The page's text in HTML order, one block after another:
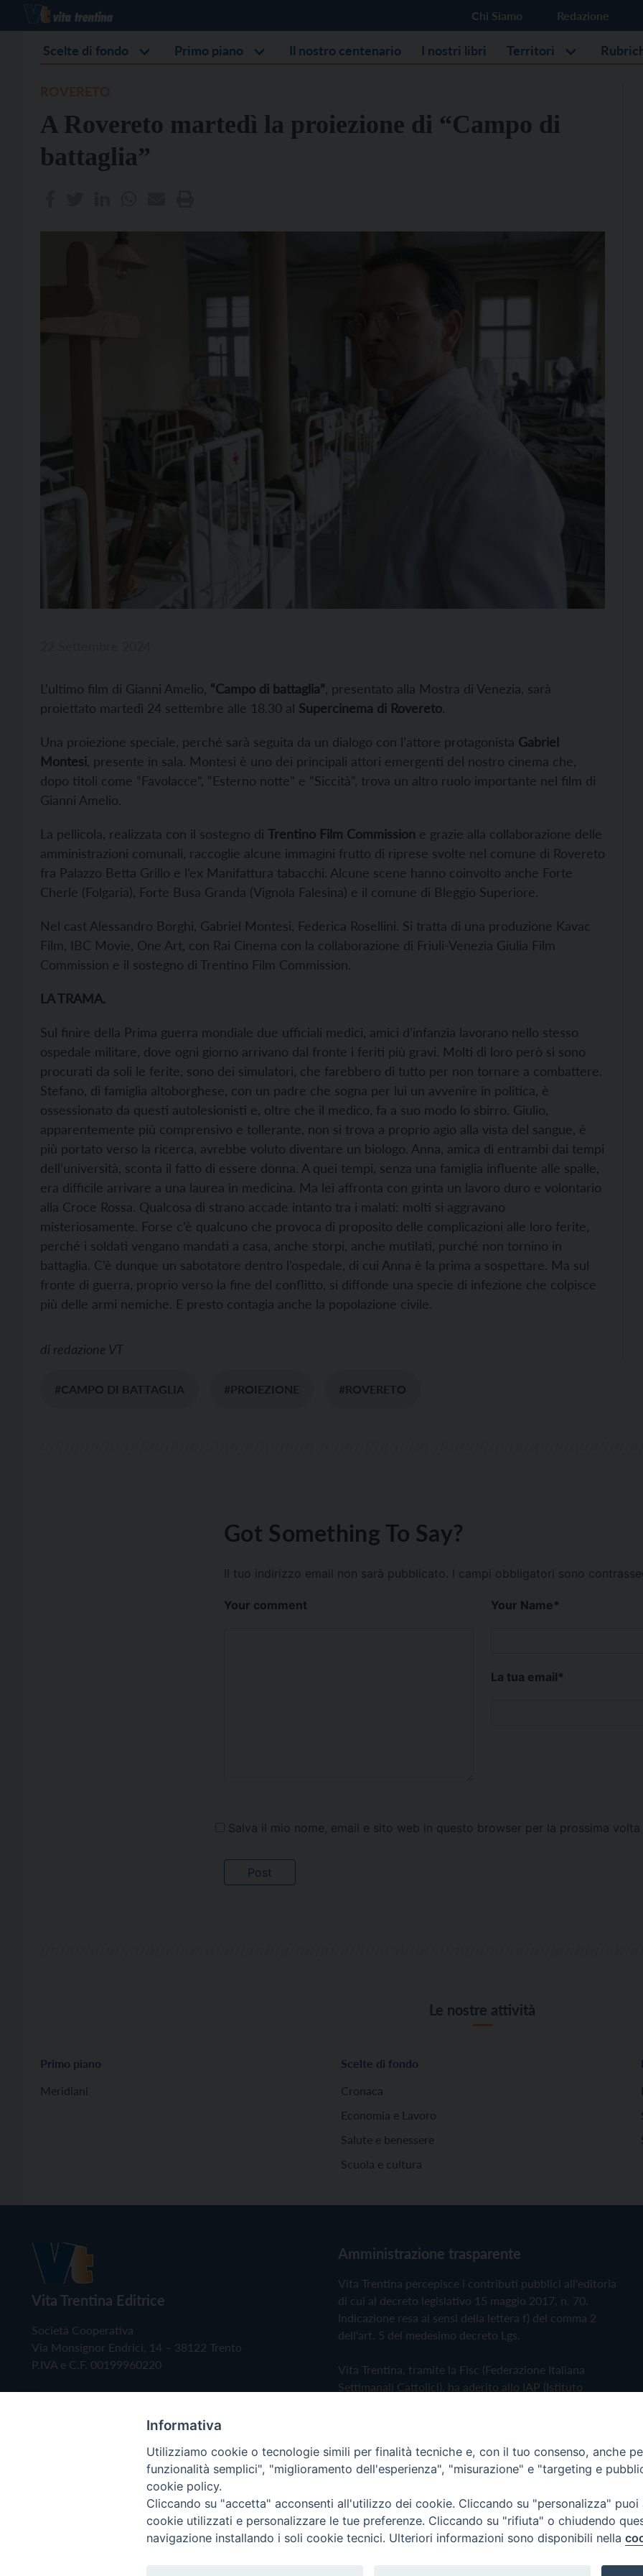
Chi Siamo Redazione
Scelte di fondo Primo piano Il nostro centenario I nostri libri Territori
A Rovereto martedì la proiezione di “Campo di
battaglia”
L’ultimo film di Gianni Amelio, “Campo di battaglia” , presentato alla Mostra di Venezia, sarà
proiettato martedì 24 settembre alle 18.30 al Supercinema di Rovereto.
Una proiezione speciale, perché sarà seguita da un dialogo con l’attore protagonista Gabriel
Montesi , presente in sala. Montesi è uno dei principali attori emergenti del nostro cinema che,
dopo titoli come “Favolacce”, “Esterno notte” e “Siccità”, trova un altro ruolo importante nel film di
Gianni Amelio.
La pellicola, realizzata con il sostegno di Trentino Film Commission e grazie alla collaborazione delle
amministrazioni comunali, raccoglie alcune immagini frutto di riprese svolte nel comune di Rovereto
fra Palazzo Betta Grillo e l’ex Manifattura tabacchi. Alcune scene hanno coinvolto anche Forte
Cherle (Folgaria), Forte Busa Granda (Vignola Falesina) e il comune di Bleggio Superiore.
Nel cast Alessandro Borghi, Gabriel Montesi, Federica Rosellini. Si tratta di una produzione Kavac
Film, IBC Movie, One Art, con Rai Cinema con la collaborazione di Friuli-Venezia Giulia Film
Commission e il sostegno di Trentino Film Commission.
LA TRAMA.
Sul finire della Prima guerra mondiale due ufficiali medici, amici d’infanzia lavorano nello stesso
ospedale militare, dove ogni giorno arrivano dal fronte i feriti più gravi. Molti di loro però si sono
procurati da soli le ferite, sono dei simulatori, che farebbero di tutto per non tornare a combattere.
Stefano, di famiglia altoborghese, con un padre che sogna per lui un avvenire in politica, è
ossessionato da questi autolesionisti e, oltre che il medico, fa a suo modo lo sbirro. Giulio,
apparentemente più comprensivo e tollerante, non si trova a proprio agio alla vista del sangue, è
più portato verso la ricerca, avrebbe voluto diventare un biologo. Anna, amica di entrambi dai tempi
dell’università, sconta il fatto di essere donna. A quei tempi, senza una famiglia influente alle spalle,
era difficile arrivare a una laurea in medicina. Ma lei affronta con grinta un lavoro duro e volontario
alla Croce Rossa. Qualcosa di strano accade intanto tra i malati: molti si aggravano
misteriosamente. Forse c’è qualcuno che provoca di proposito delle complicazioni alle loro ferite,
perché i soldati vengano mandati a casa, anche storpi, anche mutilati, purché non tornino in
battaglia. C’è dunque un sabotatore dentro l’ospedale, di cui Anna è la prima a sospettare. Ma sul
fronte di guerra, proprio verso la fine del conflitto, si diffonde una specie di infezione che colpisce
più delle armi nemiche. E presto contagia anche la popolazione civile.
di redazione VT
#CAMPO DI BATTAGLIA #PROIEZIONE #ROVERETO
Got Something To Say?
Il tuo indirizzo email non sarà pubblicato. I campi obbligatori sono
Your comment Your Name*
La tua email*
Salva il mio nome, email e sito web in questo browser per la prossima
Le nostre attività
Primo piano
Meridiani
Scelte di fondo
Cronaca
Economia e Lavoro
Salute e benessere
Scuola e cultura
Vita Trentina Editrice
Società Cooperativa
Via Monsignor Endrici, 14 – 38122 Trento
P.IVA e C.F. 00199960220
Amministrazione trasparente
Vita Trentina percepisce i contributi pubblici all'editoria
di cui al decreto legislativo 15 maggio 2017, n. 70.
Indicazione resa ai sensi della lettera f) del comma 2
dell'art. 5 del medesimo decreto Lgs.
Vita Trentina, tramite la Fisc (Federazione Italiana
Settimanali Cattolici), ha aderito allo IAP (Istituto
Privacy Policy Cookie Policy
Copyright © 2019 - Tutti i diritti riservati - Vita Trentina Editrice
Informativa
Utilizziamo cookie o tecnologie simili per finalità tecniche e, con il tuo consenso, anche
funzionalità semplici", "miglioramento dell'esperienza", "misurazione" e "targeting e
cookie policy.
Cliccando su "accetta" acconsenti all'utilizzo dei cookie. Cliccando su "personalizza"
cookie utilizzati e personalizzare le tue preferenze. Cliccando su "rifiuta" o chiudendo
navigazione installando i soli cookie tecnici. Ulteriori informazioni sono disponibili nella